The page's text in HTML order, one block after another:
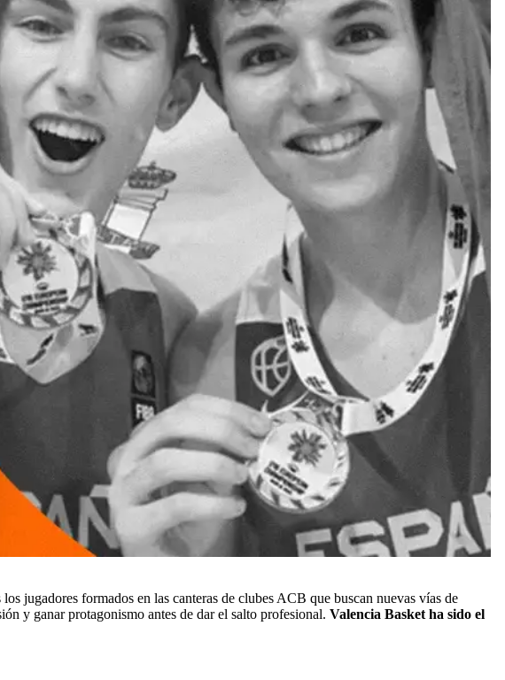
jugadores formados en las canteras de clubes ACB que buscan nuevas vías de
y ganar protagonismo antes de dar el salto profesional. Valencia Basket ha sido el